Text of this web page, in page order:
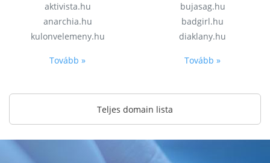
aktivista.hu
anarchia.hu
kulonvelemeny.hu
Tovább »
bujasag.hu
badgirl.hu
diaklany.hu
Tovább »
Teljes domain lista